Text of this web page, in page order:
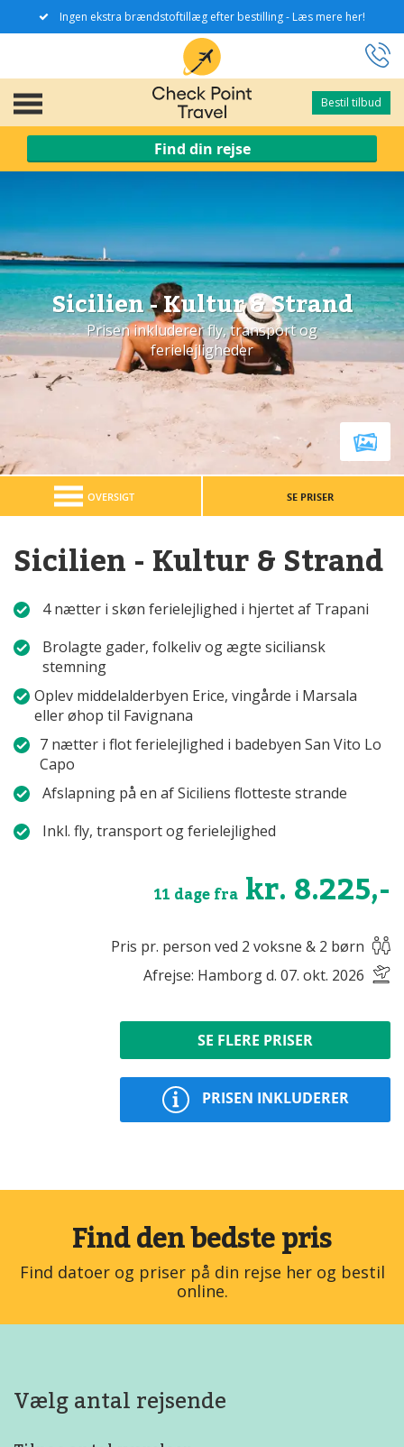
Ingen ekstra brændstoftillæg efter bestilling - Læs mere her!
Bestil tilbud
Bestil tilbud
Find din rejse
Sicilien - Kultur & Strand
Prisen inkluderer fly, transport og
ferielejligheder
OVERSIGT SE PRISER
Sicilien - Kultur & Strand
4 nætter i skøn ferielejlighed i hjertet af Trapani
Brolagte gader, folkeliv og ægte siciliansk
stemning
Oplev middelalderbyen Erice, vingårde i Marsala
eller øhop til Favignana
7 nætter i flot ferielejlighed i badebyen San Vito Lo
Capo
Afslapning på en af Siciliens flotteste strande
Inkl. fly, transport og ferielejlighed
11 dage fra kr. 8.225,-
Pris pr. person ved 2 voksne & 2 børn
Afrejse: Hamborg d. 07. okt. 2026
SE FLERE PRISER
PRISEN INKLUDERER
Find den bedste pris
Find datoer og priser på din rejse her og bestil
online.
Vælg antal rejsende